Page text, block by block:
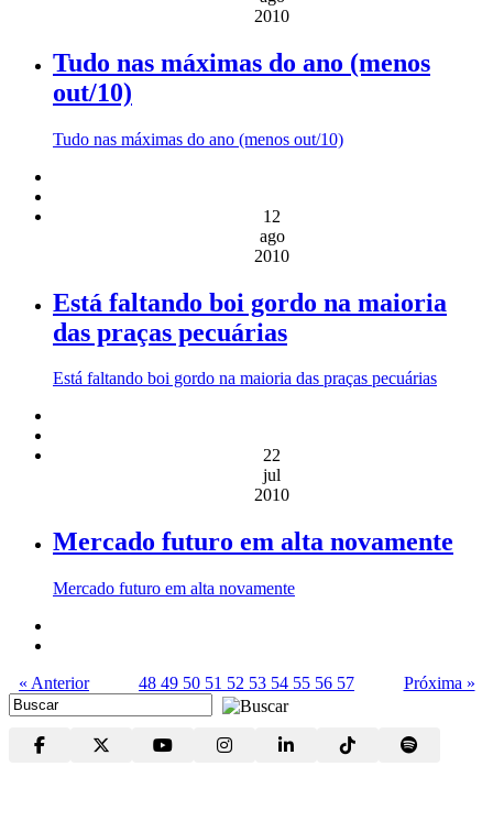
2010
Tudo nas máximas do ano (menos
out/10)
Tudo nas máximas do ano (menos out/10)
12
ago
2010
Está faltando boi gordo na maioria
das praças pecuárias
Está faltando boi gordo na maioria das praças pecuárias
22
jul
2010
Mercado futuro em alta novamente
Mercado futuro em alta novamente
« Anterior 48 49 50 51 52 53 54 55 56 57 Próxima »